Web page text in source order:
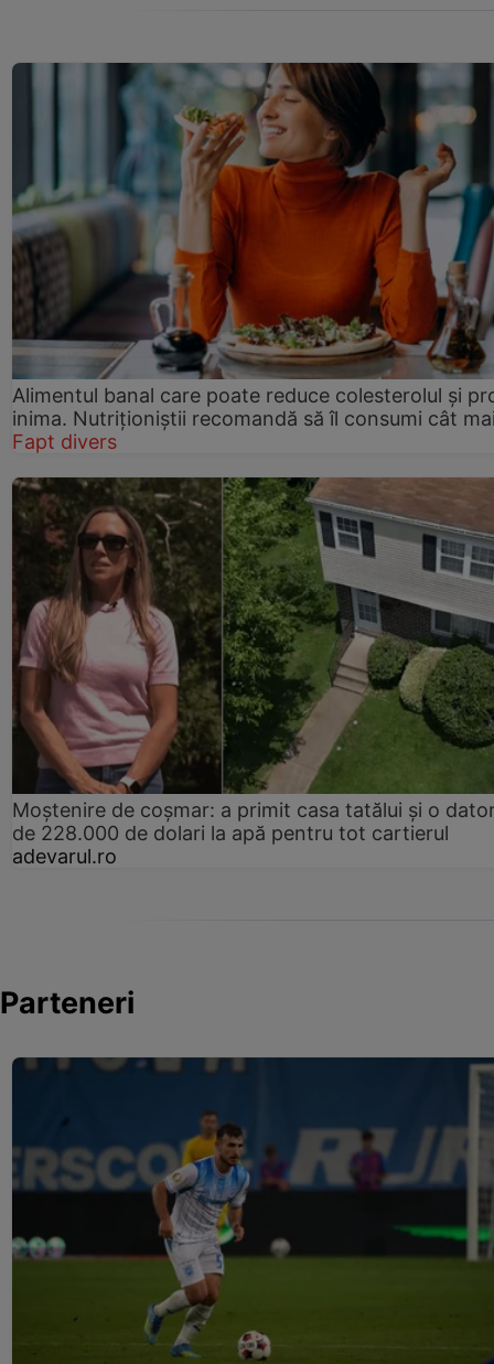
Alimentul banal care poate reduce colesterolul și
inima. Nutriționiștii recomandă să îl consumi cât
Fapt divers
Moștenire de coșmar: a primit casa tatălui și o
de 228.000 de dolari la apă pentru tot cartierul
adevarul.ro
Parteneri